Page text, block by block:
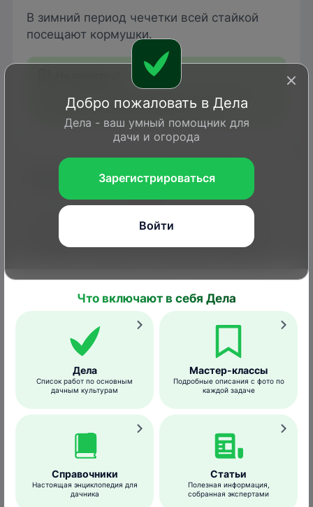
В зимний период чечетки всей стайкой
посещают кормушки.
При этом птички способны отгонять от
корма даже более крупных птиц.
Когда можно увидеть чечетку
Это обычный зимующий вид. Хотя птица
распространена повсеместно, чаще и в
большем количестве ее можно увидеть с
часто откочевывают в более южные
регионы.
10
Гнездование
Добро пожаловать в Дела
Дела - ваш умный помощник для
дачи и огорода
Зарегистрироваться
Войти
Что включают в себя Дела
Дела
Список работ по основным
дачным культурам
Мастер-классы
Подробные описания с фото по
каждой задаче
Справочники
Настоящая энциклопедия для
дачника
Статьи
Полезная информация,
собранная экспертами